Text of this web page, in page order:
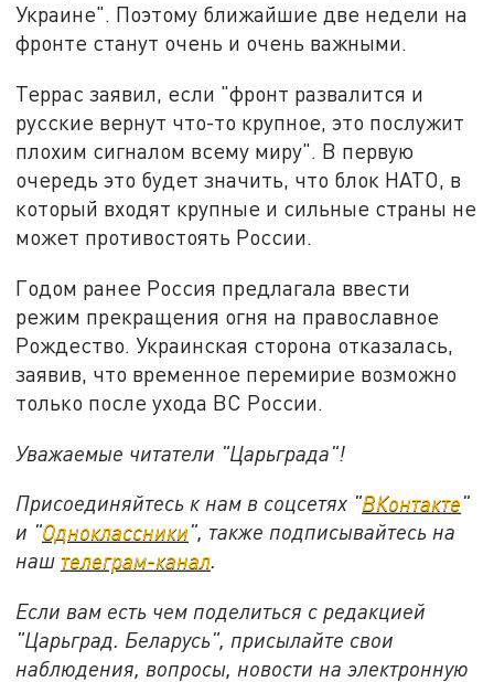
Украине". Поэтому ближайшие две недели на
фронте станут очень и очень важными.
Террас заявил, если "фронт развалится и
русские вернут что-то крупное, это послужит
плохим сигналом всему миру". В первую
очередь это будет значить, что блок НАТО, в
который входят крупные и сильные страны не
может противостоять России.
Годом ранее Россия предлагала ввести
режим прекращения огня на православное
Рождество. Украинская сторона отказалась,
заявив, что временное перемирие возможно
только после ухода ВС России.
Уважаемые читатели "Царьграда"!
Присоединяйтесь к нам в соцсетях "ВКонтакте"
и "Одноклассники", также подписывайтесь на
наш телеграм-канал.
Если вам есть чем поделиться с редакцией
"Царьград. Беларусь", присылайте свои
наблюдения, вопросы, новости на электронную